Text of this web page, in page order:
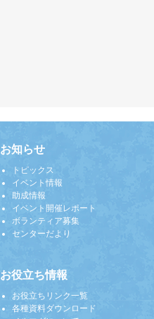
お知らせ
トピックス
イベント情報
助成情報
イベント開催レポート
ボランティア募集
センターだより
お役立ち情報
お役立ちリンク一覧
各種資料ダウンロード